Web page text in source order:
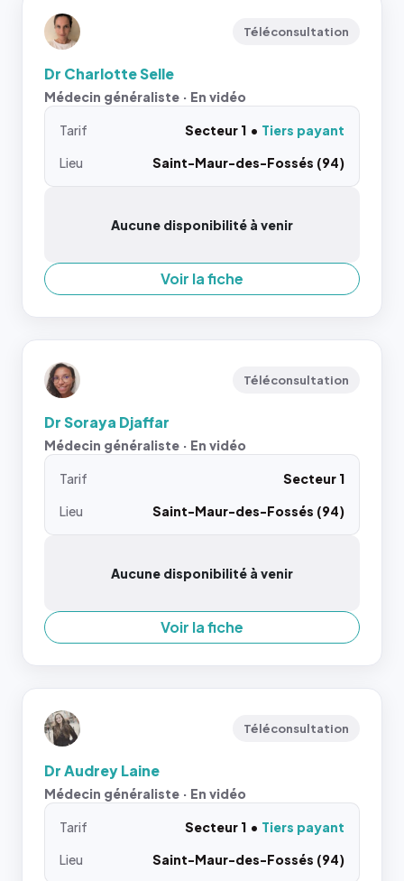
Téléconsultation
Dr Charlotte Selle
Médecin généraliste · En vidéo
Tarif Secteur 1
Tiers payant
Lieu
Saint-Maur-des-Fossés (94)
Aucune disponibilité à venir
Voir la fiche
Téléconsultation
Dr Soraya Djaffar
Médecin généraliste · En vidéo
Tarif
Secteur 1
Lieu
Saint-Maur-des-Fossés (94)
Aucune disponibilité à venir
Voir la fiche
Téléconsultation
Dr Audrey Laine
Médecin généraliste · En vidéo
Tarif Secteur 1
Tiers payant
Lieu
Saint-Maur-des-Fossés (94)